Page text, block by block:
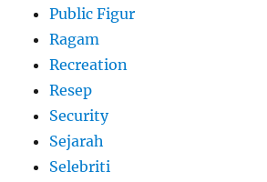
Public Figur
Ragam
Recreation
Resep
Security
Sejarah
Selebriti